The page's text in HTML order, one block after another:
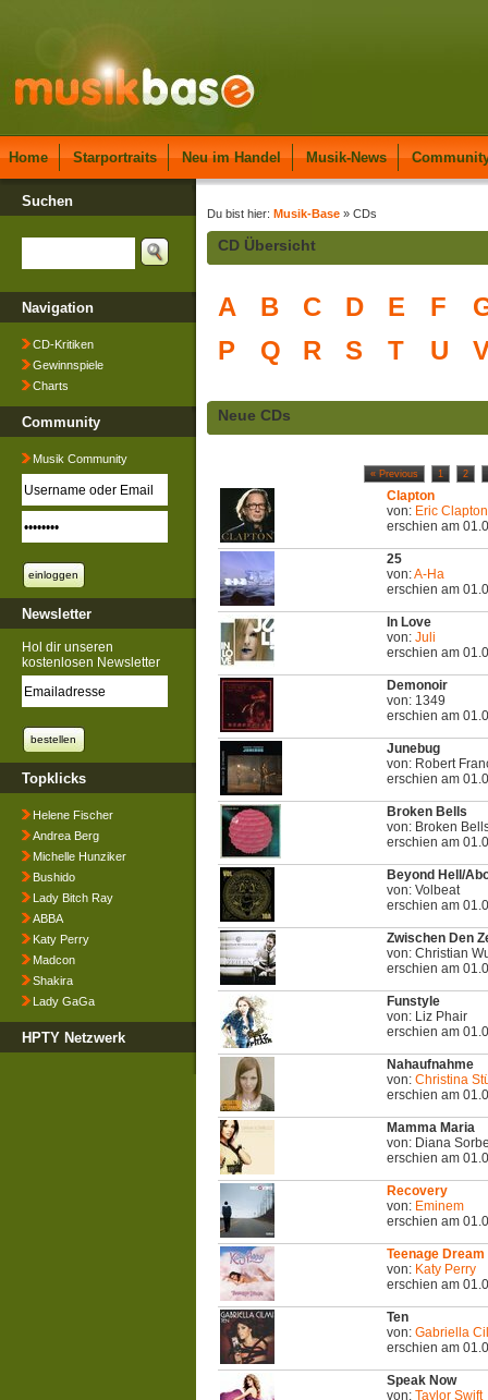
Home Starportraits Neu im Handel Musik-News
Suchen
Navigation
CD-Kritiken
Gewinnspiele
Charts
Community
Musik Community
Newsletter
Hol dir unseren
kostenlosen Newsletter
Topklicks
Helene Fischer
Andrea Berg
Michelle Hunziker
Bushido
Lady Bitch Ray
ABBA
Katy Perry
Madcon
Shakira
Lady GaGa
HPTY Netzwerk
Du bist hier: Musik-Base » CDs
CD Übersicht
A B C D E F
P
Q R S T U
Neue CDs
« Previous 1 2
Clapton
von: Eric Clapton
erschien am
25
von:A-Ha
erschien am
In Love
von: Juli
erschien am
Demonoir
von: 1349
erschien am
Junebug
von: Robert
erschien am
Broken Bells
von: Broken
erschien am
Beyond Hell/
von: Volbeat
erschien am
Zwischen Den
von: Christian
erschien am
Funstyle
von: Liz Phair
erschien am
Nahaufnahme
von: Christina
erschien am
Mamma Maria
von: Diana
erschien am
Recovery
von: Eminem
erschien am
Teenage Dream
von: Katy Perry
erschien am
Ten
von: Gabriella
erschien am
Speak Now
von: Taylor Swift